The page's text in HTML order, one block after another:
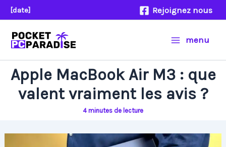
Aller
au
contenu
[date] Rejoignez nous
menu
Apple MacBook Air M3 : que
valent vraiment les avis ?
4 minutes de lecture